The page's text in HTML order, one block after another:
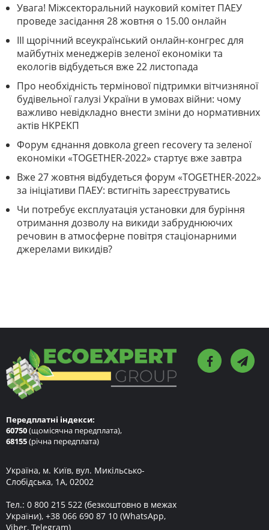
Увага! Міжсекторальний науковий комітет ПАЕУ
проведе засідання 28 жовтня о 15.00 онлайн
III щорічний всеукраїнський онлайн-конгрес для
майбутніх менеджерів зеленої економіки та
екологів відбудеться вже 22 листопада
Про необхідність термінової підтримки вітчизняної
будівельної галузі України в умовах війни: чому
важливо невідкладно внести зміни до нормативних
актів НКРЕКП
Форум єднання довкола green recovery та зеленої
економіки «TOGETHER-2022» стартує вже завтра
Вже 27 жовтня відбудеться форум «TOGETHER-2022»
за ініціативи ПАЕУ: встигніть зареєструватись
Чи потребує експлуатація установки для буріння
отримання дозволу на викиди забруднюючих
речовин в атмосферне повітря стаціонарними
джерелами викидів?
Передплатні індекси:
60750(щомісячна передплата),
68155(річна передплата)
Україна, м. Київ, вул. Микільсько-
Слобідська, 1А, 02002
Тел.: 0 800 215 522 (безкоштовно в межах
України), +38 066 690 87 10 (WhatsApp,
Viber, Telegram)